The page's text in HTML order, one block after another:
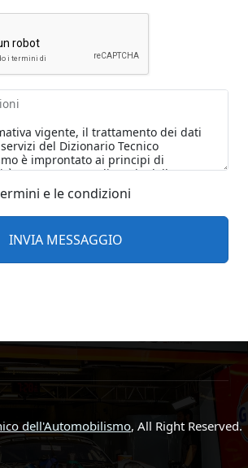
e le condizioni
dell'Automobilismo, All Right Reserved.